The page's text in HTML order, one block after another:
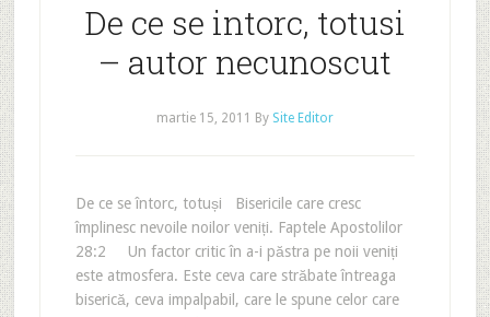
De ce se intorc, totusi
– autor necunoscut
martie 15, 2011 By Site Editor
De ce se întorc, totuși Bisericile care cresc
împlinesc nevoile noilor veniți. Faptele Apostolilor
28:2 Un factor critic în a-i păstra pe noii veniți
este atmosfera. Este ceva care străbate întreaga
biserică, ceva impalpabil, care le spune celor care